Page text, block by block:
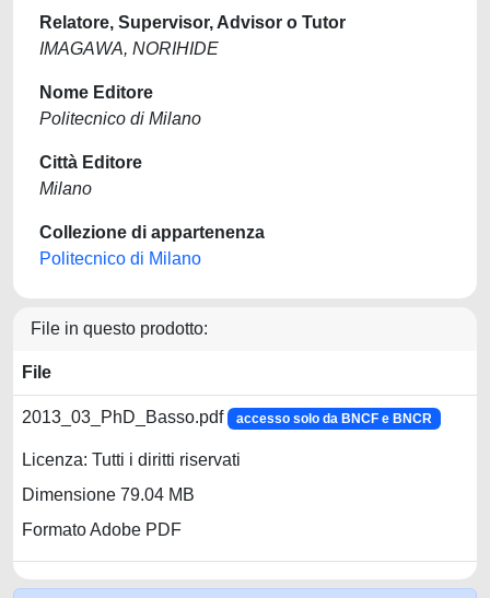
Relatore, Supervisor, Advisor o Tutor
IMAGAWA, NORIHIDE
Nome Editore
Politecnico di Milano
Città Editore
Milano
Collezione di appartenenza
Politecnico di Milano
File in questo prodotto:
File
2013_03_PhD_Basso.pdf accesso solo da BNCF e BNCR
Licenza: Tutti i diritti riservati
Dimensione 79.04 MB
Formato Adobe PDF